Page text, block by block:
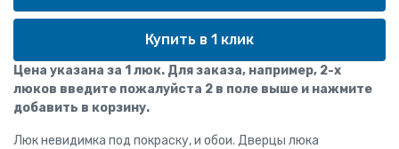
Купить в 1 клик
Цена указана за 1 люк. Для заказа, например, 2-х
люков введите пожалуйста 2 в поле выше и нажмите
добавить в корзину.
Люк невидимка под покраску, и обои. Дверцы люка